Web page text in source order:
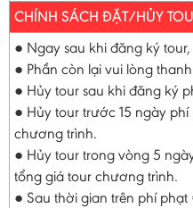
CHÍNH SÁCH ĐẶT/HỦY
● Ngay sau khi đăng ký
● Phần còn lại vui lòng
● Hủy tour sau khi đăng ký
● Hủy tour trước 15 ngày
chương trình.
● Hủy tour trong vòng 5
tổng giá tour chương trình.
● Sau thời gian trên phí